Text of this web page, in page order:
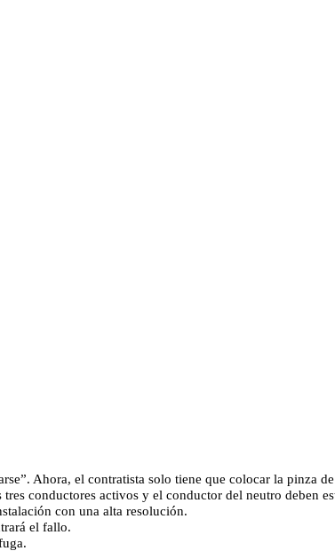
Ahora, el contratista solo tiene que colocar la pinza
conductores activos y el conductor del neutro deben
con una alta resolución.
el fallo.